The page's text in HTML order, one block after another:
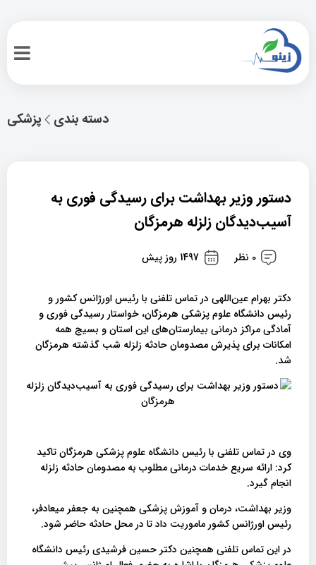
پزشکی دسته بندی
دستور وزیر بهداشت برای رسیدگی فوری به
آسیب‌دیدگان زلزله هرمزگان
0 نظر 1497 روز پیش
دکتر بهرام عین‌اللهی در تماس تلفنی با رئیس اورژانس کشور و
رئیس دانشگاه علوم پزشکی هرمزگان، خواستار رسیدگی فوری و
آمادگی مراکز درمانی بیمارستان‌های این استان و بسیج همه
امکانات برای پذیرش مصدومان حادثه زلزله شب گذشته هرمزگان
شد.
وی در تماس تلفنی با رئیس دانشگاه علوم پزشکی هرمزگان تاکید
کرد: ارائه سریع خدمات درمانی مطلوب به مصدومان حادثه زلزله
انجام گیرد.
وزیر بهداشت، درمان و آموزش پزشکی همچنین به جعفر میعادفر،
رئیس اورژانس کشور ماموریت داد تا در محل حادثه حاضر شود.
در این تماس تلفنی همچنین دکتر حسین فرشیدی رئیس دانشگاه